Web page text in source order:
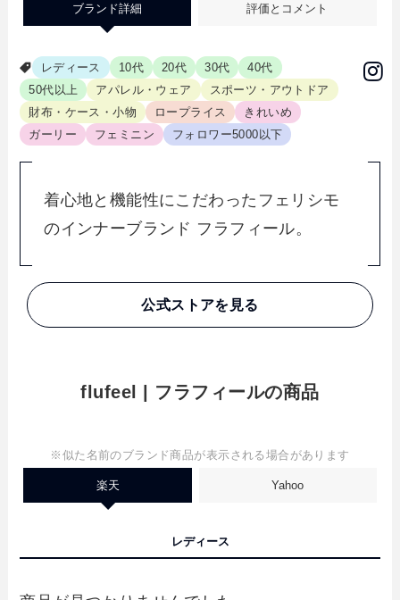
ブランド詳細 評価とコメント
レディース 10代 20代 30代
40代
50代以上
アパレル・ウェア
スポーツ・アウトドア
財布・ケース・小物
ロープライス
きれいめ
ガーリー
フェミニン フォロワー5000以下
着心地と機能性にこだわったフェリシモ
のインナーブランド フラフィール。
公式ストアを見る
flufeel | フラフィールの商品
※似た名前のブランド商品が表示される場合があります
楽天 Yahoo
レディース